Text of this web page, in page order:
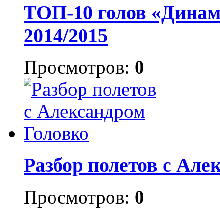
ТОП-10 голов
2014/2015
Просмотров: 0
Разбор полетов с
Просмотров: 0